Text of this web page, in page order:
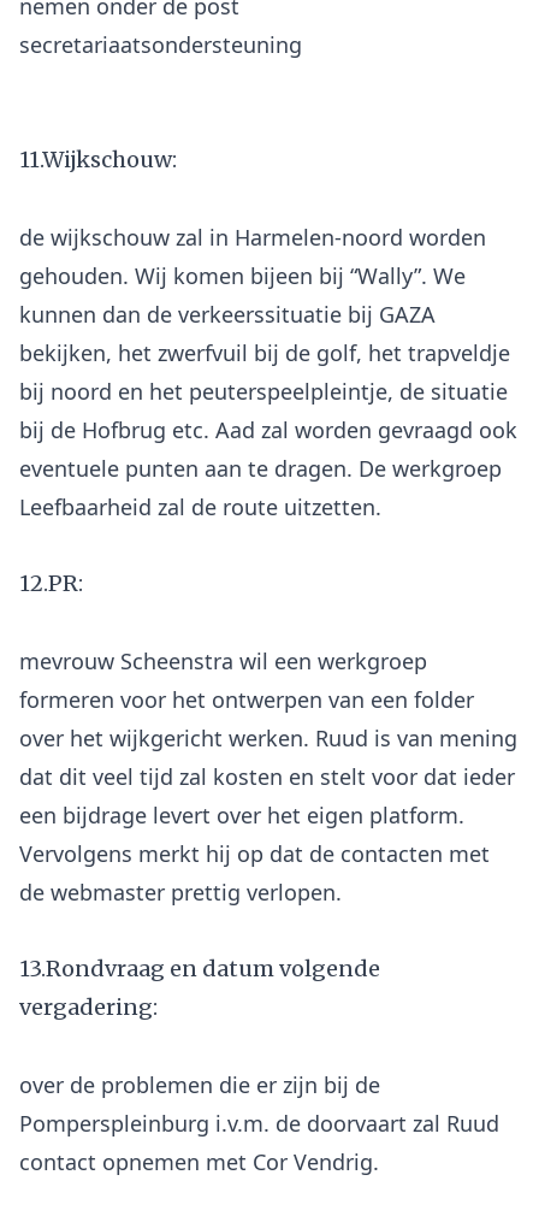
nemen onder de post
secretariaatsondersteuning
11.Wijkschouw:
de wijkschouw zal in Harmelen-noord worden
gehouden. Wij komen bijeen bij “Wally”. We
kunnen dan de verkeerssituatie bij GAZA
bekijken, het zwerfvuil bij de golf, het trapveldje
bij noord en het peuterspeelpleintje, de situatie
bij de Hofbrug etc. Aad zal worden gevraagd ook
eventuele punten aan te dragen. De werkgroep
12.PR:
mevrouw Scheenstra wil een werkgroep
formeren voor het ontwerpen van een folder
over het wijkgericht werken. Ruud is van mening
dat dit veel tijd zal kosten en stelt voor dat ieder
een bijdrage levert over het eigen platform.
Vervolgens merkt hij op dat de contacten met
13.Rondvraag en datum volgende
vergadering:
over de problemen die er zijn bij de
Pomperspleinburg i.v.m. de doorvaart zal Ruud
contact opnemen met Cor Vendrig.